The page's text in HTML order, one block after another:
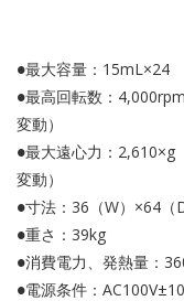
●最大容量：15mL×24
●最高回転数：
変動）
●最大遠心力：2,610×g
変動）
●寸法：36（W）×64
●重さ：39kg
●消費電力、発熱量：
●電源条件：